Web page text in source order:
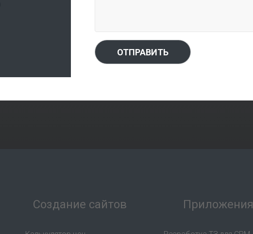
ОТПРАВИТЬ
Создание сайтов Приложения